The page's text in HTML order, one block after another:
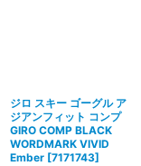
ジロ スキー ゴーグル ア
ジアンフィット コンプ
GIRO COMP BLACK
WORDMARK VIVID
Ember [7171743]